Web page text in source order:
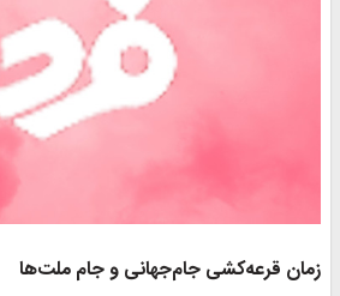
زمان قرعه‌کشی جام‌جهانی و جام ملت‌ها